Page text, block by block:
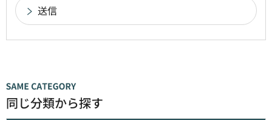
同じ分類から探す